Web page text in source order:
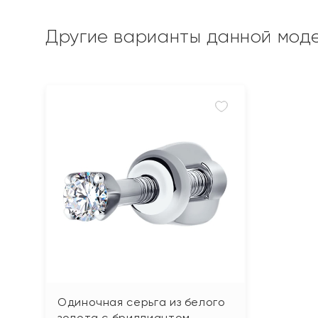
Другие варианты данной
Одиночная серьга из белого